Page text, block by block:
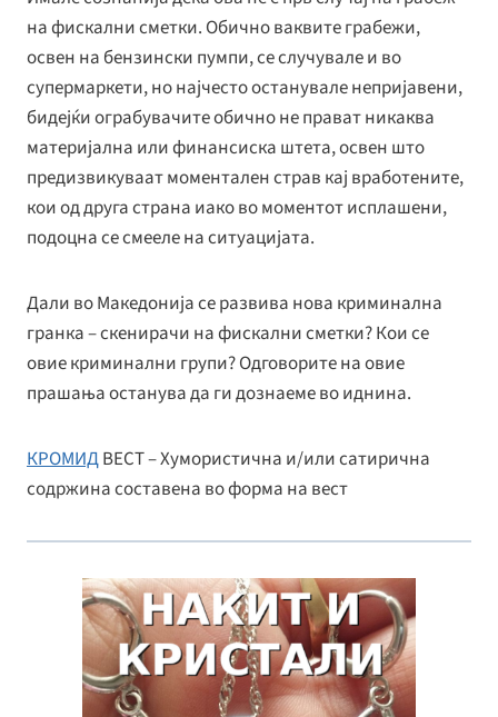
на фискални сметки. Обично ваквите грабежи,
освен на бензински пумпи, се случувале и во
супермаркети, но најчесто останувале непријавени,
бидејќи ограбувачите обично не прават никаква
материјална или финансиска штета, освен што
предизвикуваат моментален страв кај вработените,
кои од друга страна иако во моментот исплашени,
подоцна се смееле на ситуацијата.
Дали во Македонија се развива нова криминална
гранка – скенирачи на фискални сметки? Кои се
овие криминални групи? Одговорите на овие
прашања останува да ги дознаеме во иднина.
КРОМИДВЕСТ – Хумористична и/или сатирична
содржина составена во форма на вест